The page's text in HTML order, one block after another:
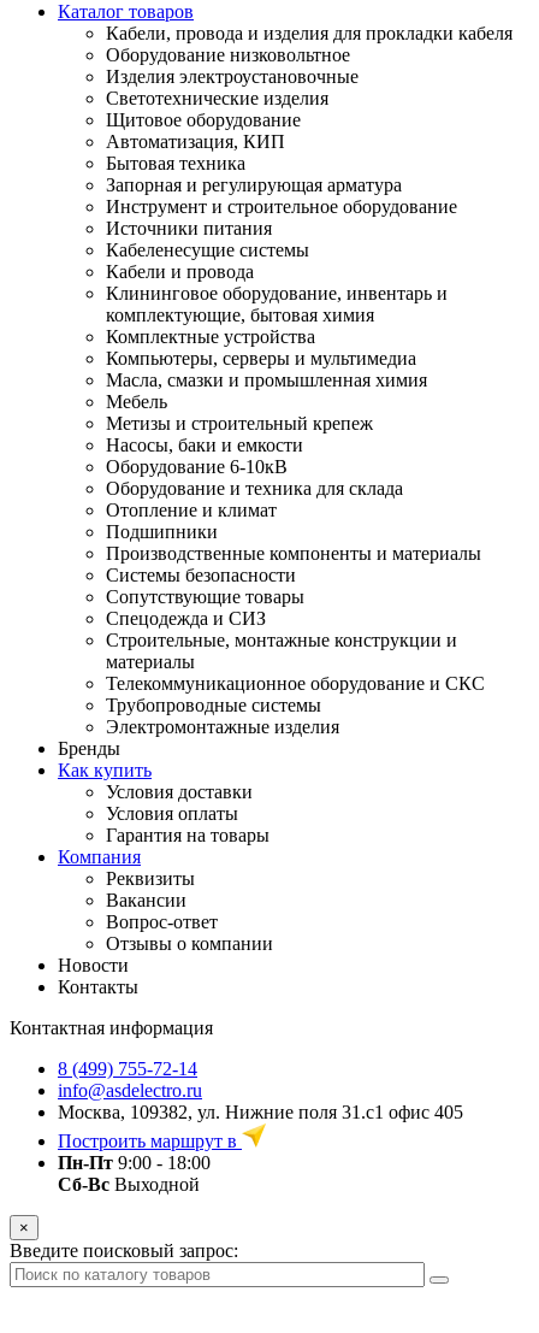
Каталог товаров
Кабели, провода и изделия для прокладки кабеля
Оборудование низковольтное
Изделия электроустановочные
Светотехнические изделия
Щитовое оборудование
Автоматизация, КИП
Бытовая техника
Запорная и регулирующая арматура
Инструмент и строительное оборудование
Источники питания
Кабеленесущие системы
Кабели и провода
Клининговое оборудование, инвентарь и
комплектующие, бытовая химия
Комплектные устройства
Компьютеры, серверы и мультимедиа
Масла, смазки и промышленная химия
Мебель
Метизы и строительный крепеж
Насосы, баки и емкости
Оборудование 6-10кВ
Оборудование и техника для склада
Отопление и климат
Подшипники
Производственные компоненты и материалы
Системы безопасности
Сопутствующие товары
Спецодежда и СИЗ
Строительные, монтажные конструкции и
материалы
Телекоммуникационное оборудование и СКС
Трубопроводные системы
Электромонтажные изделия
Бренды
Как купить
Условия доставки
Условия оплаты
Гарантия на товары
Компания
Реквизиты
Вакансии
Вопрос-ответ
Отзывы о компании
Новости
Контакты
Контактная информация
8 (499) 755-72-14
info@asdelectro.ru
Москва, 109382, ул. Нижние поля 31.с1 офис 405
Построить маршрут в
Пн-Пт 9:00 - 18:00
Сб-Вс Выходной
×
Введите поисковый запрос: